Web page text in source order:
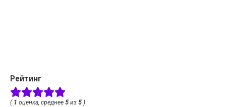
Рейтинг
( 1 оценка, среднее 5 из 5 )